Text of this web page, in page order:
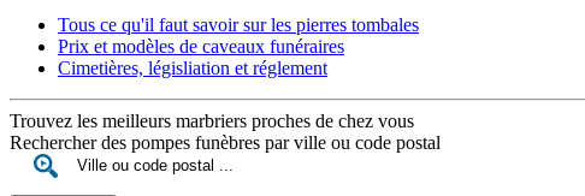
Tous ce qu'il faut savoir sur les pierres tombales
Prix et modèles de caveaux funéraires
Cimetières, législiation et réglement
Trouvez les meilleurs marbriers proches de chez vous
Rechercher des pompes funèbres par ville ou code postal